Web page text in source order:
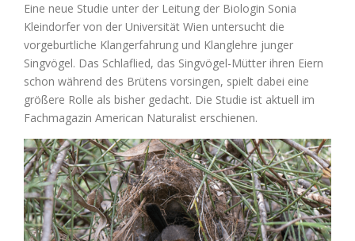
Eine neue Studie unter der Leitung der Biologin Sonia
Kleindorfer von der Universität Wien untersucht die
vorgeburtliche Klangerfahrung und Klanglehre junger
Singvögel. Das Schlaflied, das Singvögel-Mütter ihren Eiern
schon während des Brütens vorsingen, spielt dabei eine
größere Rolle als bisher gedacht. Die Studie ist aktuell im
Fachmagazin American Naturalist erschienen.
Zeige
grösseres
Bild